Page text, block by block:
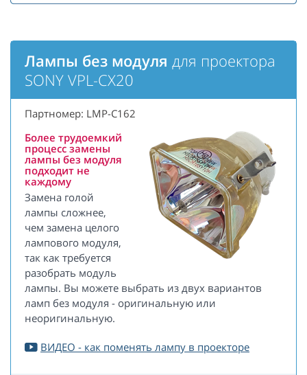
Лампы без модуля для проектора
SONY VPL-CX20
Партномер: LMP-C162
Более трудоемкий
процесс замены
лампы без модуля
подходит не
каждому
Замена голой
лампы сложнее,
чем замена целого
лампового модуля,
так как требуется
разобрать модуль
лампы. Вы можете выбрать из двух вариантов
ламп без модуля - оригинальную или
неоригинальную.
ВИДЕО - как поменять лампу в проекторе